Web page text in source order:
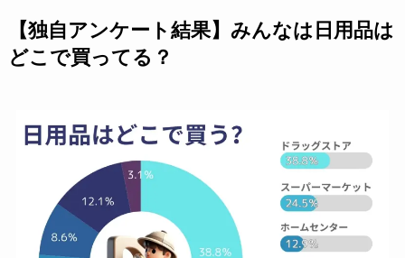
【独自アンケート結果】みんなは日用品は
どこで買ってる？